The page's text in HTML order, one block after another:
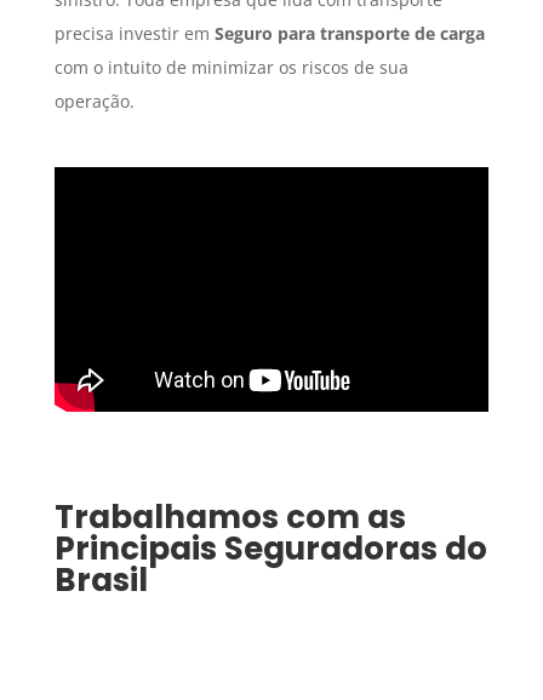
precisa investir em Seguro para transporte de carga
com o intuito de minimizar os riscos de sua
operação.
Trabalhamos com as
Principais Seguradoras do
Brasil